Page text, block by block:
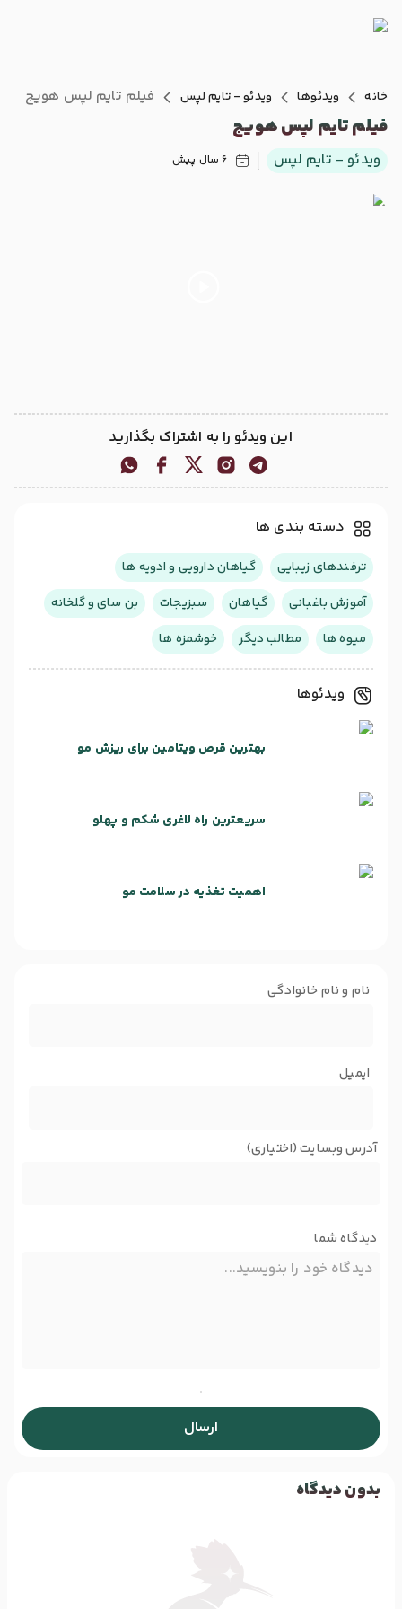
خانه ویدئوها ویدئو - تایم لپس فیلم تایم لپس هویج
فیلم تایم لپس هویج
ویدئو - تایم لپس 6 سال پیش
این ویدئو را به اشتراک بگذارید
دسته بندی ها
ترفندهای زیبایی
گیاهان دارویی و ادویه ها
آموزش باغبانی
گیاهان سبزیجات
بن سای و گلخانه
میوه ها
مطالب دیگر خوشمزه ها
ویدئوها
بهترین قرص ویتامین برای ریزش مو
سریعترین راه لاغری شکم و پهلو
اهمیت تغذیه در سلامت مو
نام و نام خانوادگی
ایمیل
آدرس وبسایت (اختیاری)
دیدگاه شما
ارسال
بدون دیدگاه